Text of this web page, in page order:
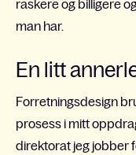
raskere og billigere
man har.
En litt
Forretningsdesign
prosess i mitt
direktorat jeg jobber